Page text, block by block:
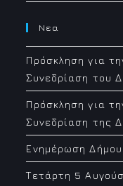
Νεα
Πρόσκληση για
Συνεδρίαση του
Πρόσκληση για
Συνεδρίαση της
Ενημέρωση
Τετάρτη 5